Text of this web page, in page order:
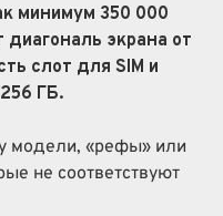
минимум 350 000
диагональ экрана от
слот для SIM и
ГБ.
модели, «рефы» или
не соответствуют